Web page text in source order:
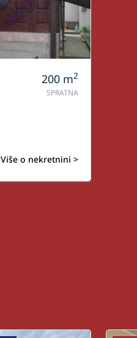
200 m2
SPRATNA
Više o nekretnini >